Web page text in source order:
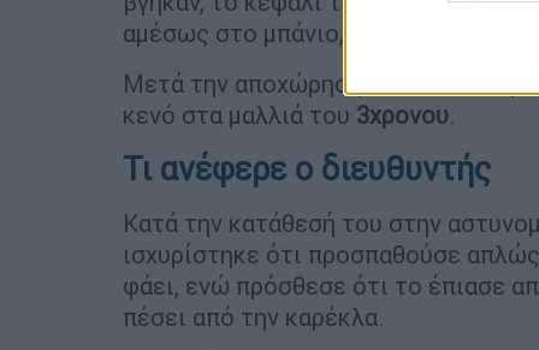
αμέσως στο μπάνιο, όπου παρέμειναν
Μετά την αποχώρησή τους από το
κενό στα μαλλιά του 3χρονου.
Τι ανέφερε ο διευθυντής
Κατά την κατάθεσή του στην
ισχυρίστηκε ότι προσπαθούσε
φάει, ενώ πρόσθεσε ότι το έπιασε
πέσει από την καρέκλα.